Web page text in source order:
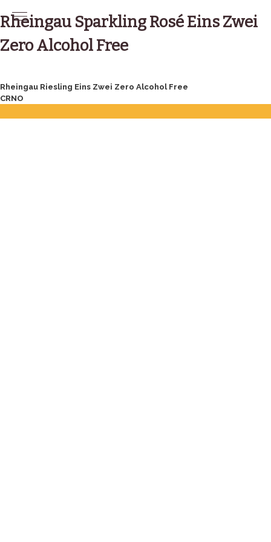
to
content
Rheingau Sparkling Rosé Eins Zwei
Zero Alcohol Free
Post
navigation
Rheingau Riesling Eins Zwei Zero Alcohol Free
CRNO